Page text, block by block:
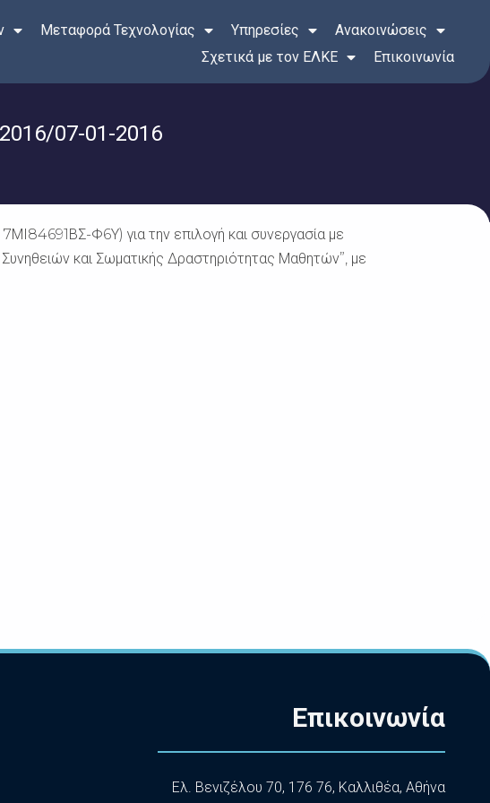
Μεταφορά Τεχνολογίας Υπηρεσίες
Ανακοινώσεις
Σχετικά με τον ΕΛΚΕ
Επικοινωνία
07-01-2016
Φ6Υ) για την επιλογή και συνεργασία με
και Σωματικής Δραστηριότητας Μαθητών”, με
Επικοινωνία
Ελ. Βενιζέλου 70, 176 76, Καλλιθέα, Αθήνα